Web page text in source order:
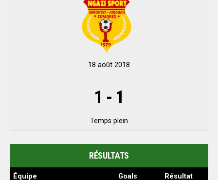
18 août 2018
1 - 1
Temps plein
RÉSULTATS
Équipe Goals Résultat